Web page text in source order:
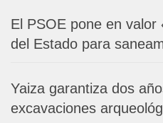
El PSOE pone en valor
del Estado para
Yaiza garantiza dos
excavaciones